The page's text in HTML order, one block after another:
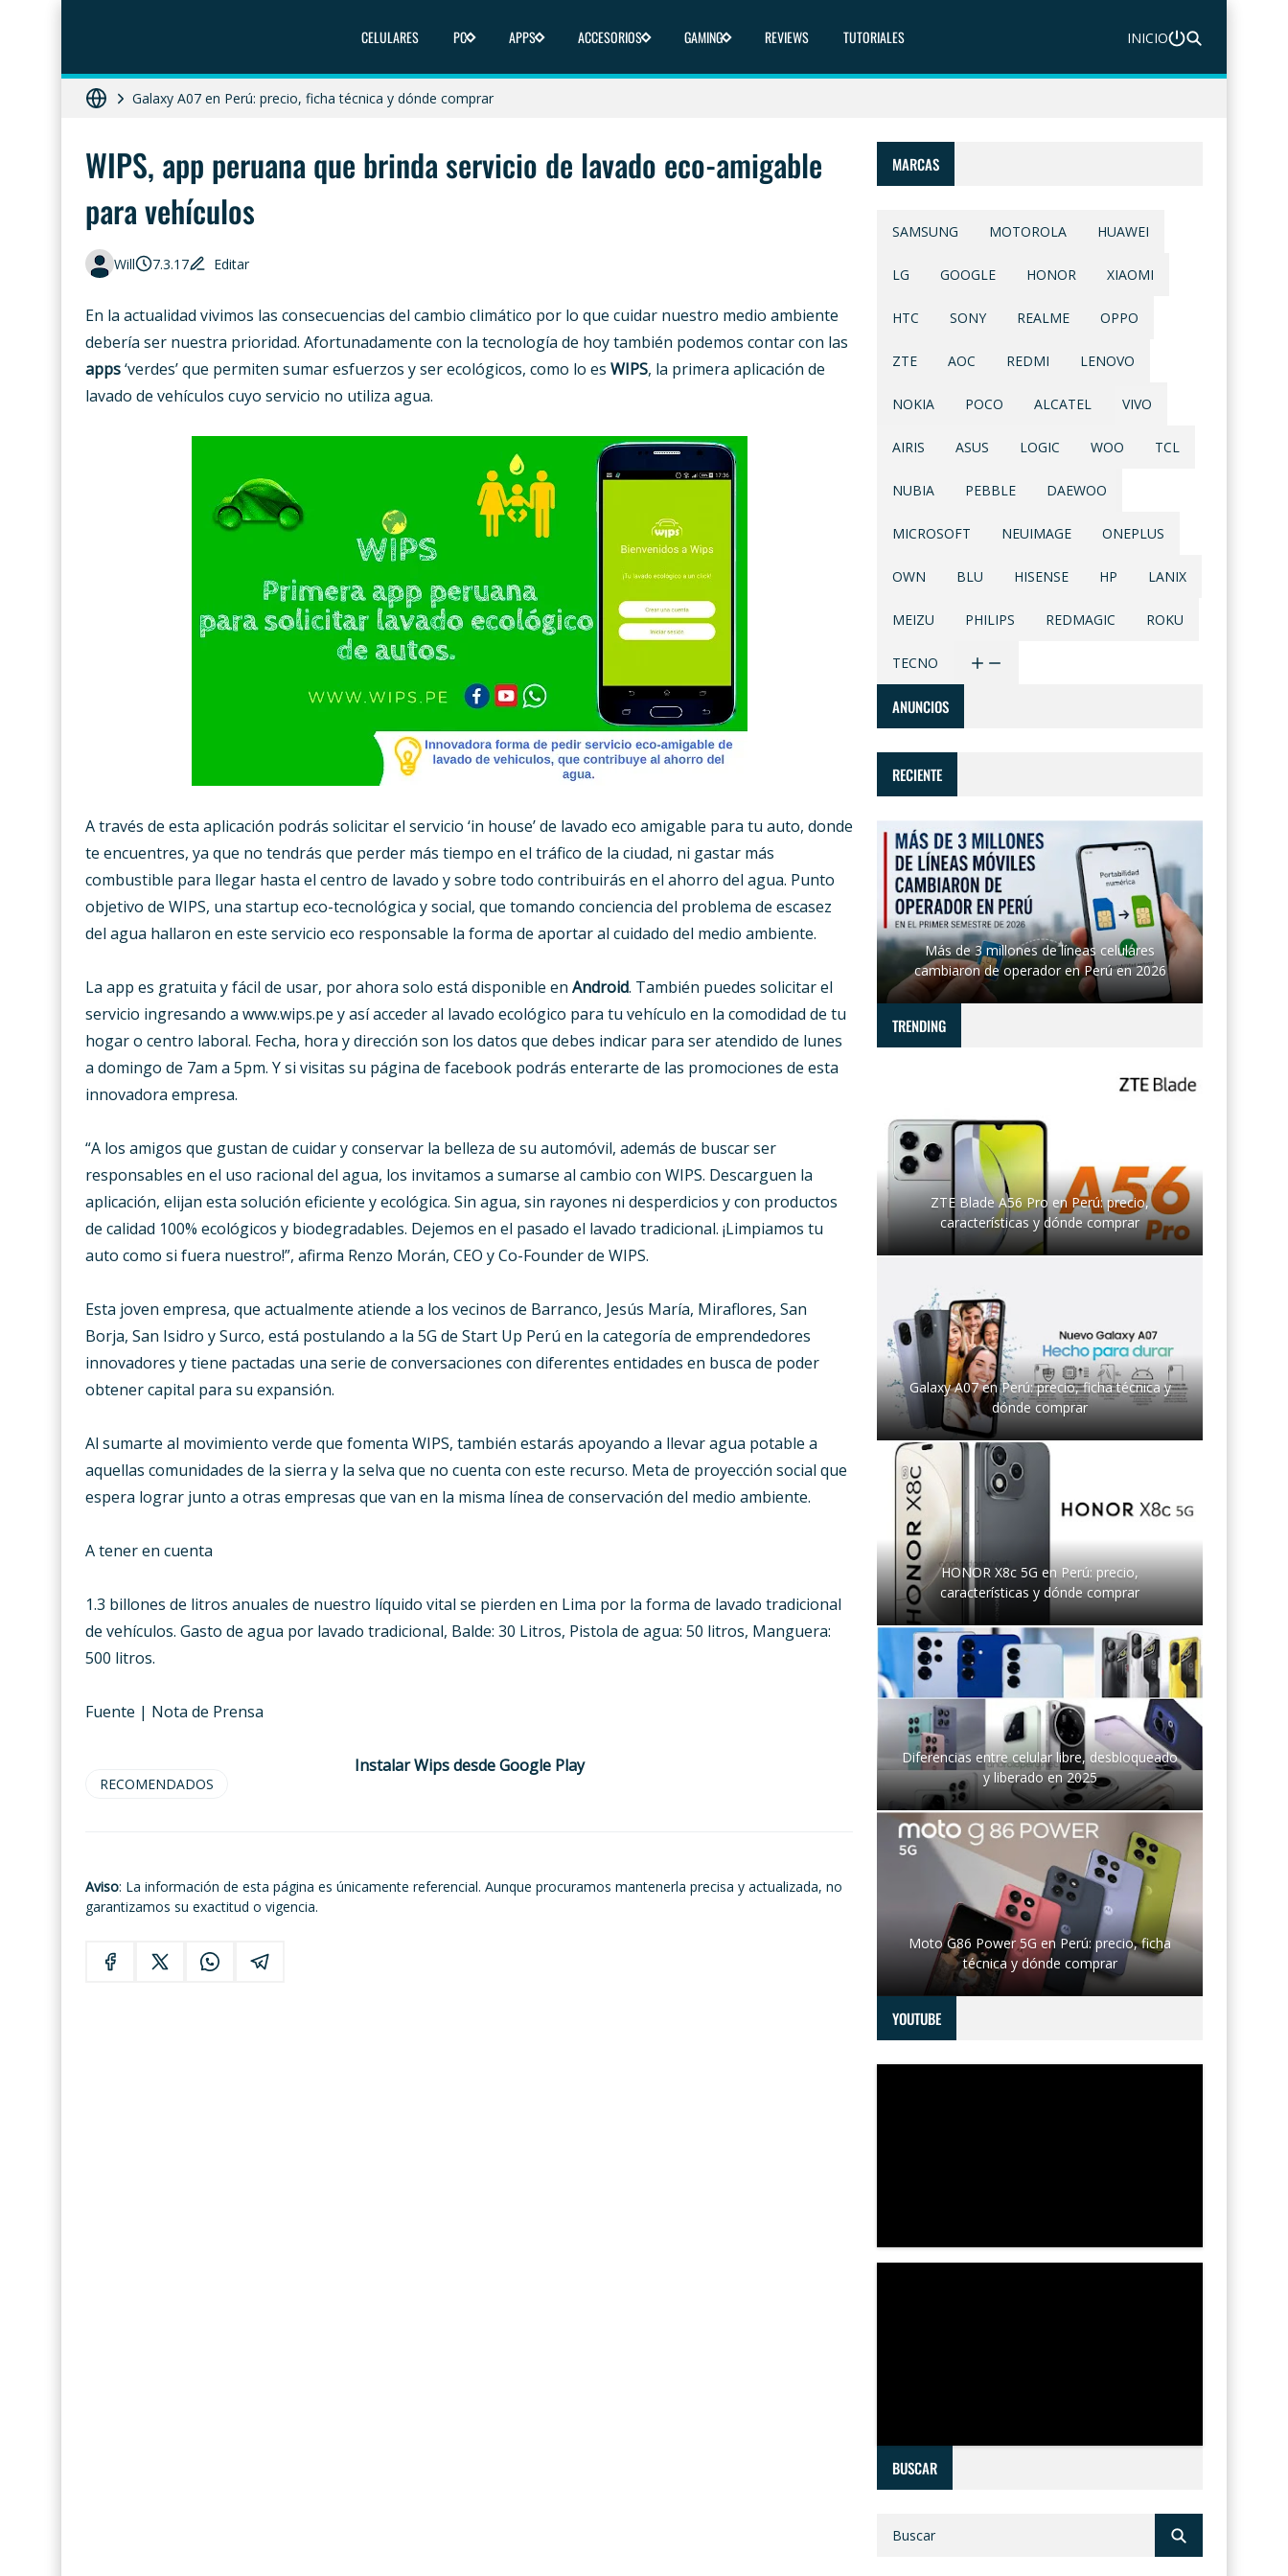
CELULARES PC APPS ACCESORIOS GAMING REVIEWS TUTORIALES
INICIO
Galaxy A07 en Perú: precio, ficha técnica y dónde comprar
Diferencias entre celular libre, desbloqueado y liberado en 2025
Moto G86 Power 5G en Perú: precio, ficha técnica y dónde comprar
WIPS, app peruana que brinda servicio de lavado eco-amigable
para vehículos
Will 7.3.17 Editar
En la actualidad vivimos las consecuencias del cambio climático por lo que cuidar nuestro medio ambiente
debería ser nuestra prioridad. Afortunadamente con la tecnología de hoy también podemos contar con las
apps‘verdes’ que permiten sumar esfuerzos y ser ecológicos, como lo es WIPS, la primera aplicación de
lavado de vehículos cuyo servicio no utiliza agua.
A través de esta aplicación podrás solicitar el servicio ‘in house’ de lavado eco amigable para tu auto, donde
te encuentres, ya que no tendrás que perder más tiempo en el tráfico de la ciudad, ni gastar más
combustible para llegar hasta el centro de lavado y sobre todo contribuirás en el ahorro del agua. Punto
objetivo de WIPS, una startup eco-tecnológica y social, que tomando conciencia del problema de escasez
del agua hallaron en este servicio eco responsable la forma de aportar al cuidado del medio ambiente.
La app es gratuita y fácil de usar, por ahora solo está disponible en Android. También puedes solicitar el
servicio ingresando a www.wips.pe y así acceder al lavado ecológico para tu vehículo en la comodidad de tu
hogar o centro laboral. Fecha, hora y dirección son los datos que debes indicar para ser atendido de lunes
a domingo de 7am a 5pm. Y si visitas su página de facebook podrás enterarte de las promociones de esta
innovadora empresa.
“A los amigos que gustan de cuidar y conservar la belleza de su automóvil, además de buscar ser
responsables en el uso racional del agua, los invitamos a sumarse al cambio con WIPS. Descarguen la
aplicación, elijan esta solución eficiente y ecológica. Sin agua, sin rayones ni desperdicios y con productos
de calidad 100% ecológicos y biodegradables. Dejemos en el pasado el lavado tradicional. ¡Limpiamos tu
auto como si fuera nuestro!”, afirma Renzo Morán, CEO y Co-Founder de WIPS.
Esta joven empresa, que actualmente atiende a los vecinos de Barranco, Jesús María, Miraflores, San
Borja, San Isidro y Surco, está postulando a la 5G de Start Up Perú en la categoría de emprendedores
innovadores y tiene pactadas una serie de conversaciones con diferentes entidades en busca de poder
obtener capital para su expansión.
Al sumarte al movimiento verde que fomenta WIPS, también estarás apoyando a llevar agua potable a
aquellas comunidades de la sierra y la selva que no cuenta con este recurso. Meta de proyección social que
espera lograr junto a otras empresas que van en la misma línea de conservación del medio ambiente.
A tener en cuenta
1.3 billones de litros anuales de nuestro líquido vital se pierden en Lima por la forma de lavado tradicional
de vehículos. Gasto de agua por lavado tradicional, Balde: 30 Litros, Pistola de agua: 50 litros, Manguera:
500 litros.
Fuente | Nota de Prensa
Instalar Wips desde Google Play
RECOMENDADOS
Aviso: La información de esta página es únicamente referencial. Aunque procuramos mantenerla precisa y actualizada, no
garantizamos su exactitud o vigencia.
MARCAS
SAMSUNG MOTOROLA HUAWEI
LG GOOGLE HONOR XIAOMI
HTC SONY REALME OPPO
ZTE AOC REDMI LENOVO
NOKIA POCO ALCATEL VIVO
AIRIS ASUS LOGIC WOO TCL
NUBIA PEBBLE DAEWOO
MICROSOFT NEUIMAGE ONEPLUS
OWN BLU HISENSE HP LANIX
MEIZU PHILIPS REDMAGIC ROKU
TECNO
ANUNCIOS
RECIENTE
Más de 3 millones de líneas celulares
cambiaron de operador en Perú en 2026
TRENDING
ZTE Blade A56 Pro en Perú: precio,
características y dónde comprar
Galaxy A07 en Perú: precio, ficha técnica y
dónde comprar
HONOR X8c 5G en Perú: precio,
características y dónde comprar
Diferencias entre celular libre, desbloqueado
y liberado en 2025
Moto G86 Power 5G en Perú: precio, ficha
técnica y dónde comprar
YOUTUBE
BUSCAR